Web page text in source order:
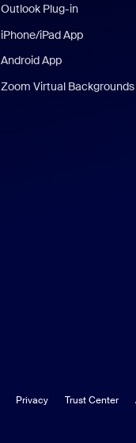
Outlook Plug-in
iPhone/iPad App
Android App
Zoom Virtual Backgrounds
Privacy Trust Center